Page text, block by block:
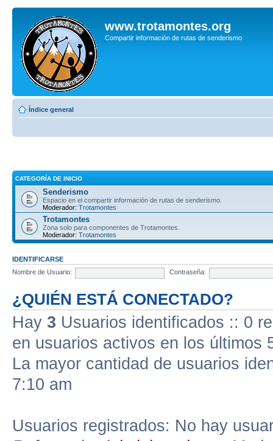
www.trotamontes.org
Compartir información de rutas de senderismo
Índice general
CATEGORÍA DE INICIO
Senderismo
Espacio en el compartir información de rutas de senderismo.
Moderador: Trotamontes
Trotamontes
Zona solo para componentes de Trotamontes.
Moderador: Trotamontes
IDENTIFICARSE
Nombre de Usuario:
Contraseña:
¿QUIÉN ESTÁ CONECTADO?
Hay 3 Usuarios identificados :: 0
en usuarios activos en los últimos
La mayor cantidad de usuarios
7:10 am
Usuarios registrados: No hay